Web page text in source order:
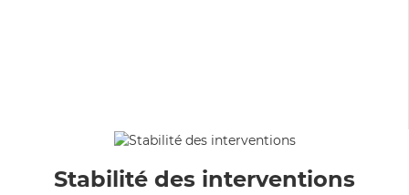
Stabilité des interventions